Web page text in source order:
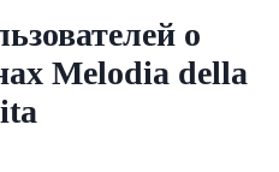
о
Melodia della